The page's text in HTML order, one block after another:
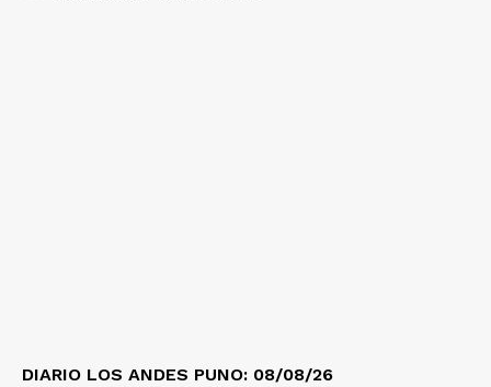
DIARIO LOS ANDES PUNO: 08/08/26